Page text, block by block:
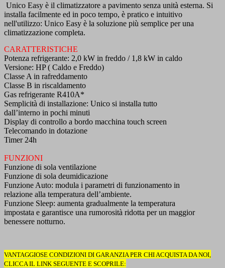
Unico Easy è il climatizzatore a pavimento senza unità esterna. Si
installa facilmente ed in poco tempo, è pratico e intuitivo
nell'utilizzo: Unico Easy è la soluzione più semplice per una
climatizzazione completa.
CARATTERISTICHE
Potenza refrigerante: 2,0 kW in freddo / 1,8 kW in caldo
Versione: HP ( Caldo e Freddo)
Classe A in rafreddamento
Classe B in riscaldamento
Gas refrigerante R410A*
Semplicità di installazione: Unico si installa tutto
dall’interno in pochi minuti
Display di controllo a bordo macchina touch screen
Telecomando in dotazione
Timer 24h
FUNZIONI
Funzione di sola ventilazione
Funzione di sola deumidicazione
Funzione Auto: modula i parametri di funzionamento in
relazione alla temperatura dell’ambiente.
Funzione Sleep: aumenta gradualmente la temperatura
impostata e garantisce una rumorosità ridotta per un maggior
benessere notturno.
VANTAGGIOSE CONDIZIONI DI GARANZIA PER CHI ACQUISTA DA NOI,
CLICCA IL LINK SEGUENTE E SCOPRILE: